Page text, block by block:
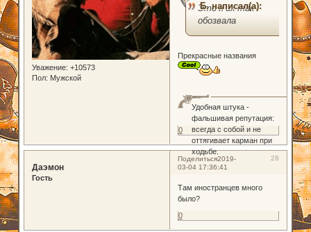
Уважение: +10573
Пол: Мужской
Б. написал(а):
Это я их так
обозвала
Прекрасные названия
Удобная штука -
фальшивая репутация:
всегда с собой и не
оттягивает карман при
ходьбе.
0
Поделиться 28
2019-
03-04 17:36:41
Даэмон
Гость
Там иностранцев много
было?
0